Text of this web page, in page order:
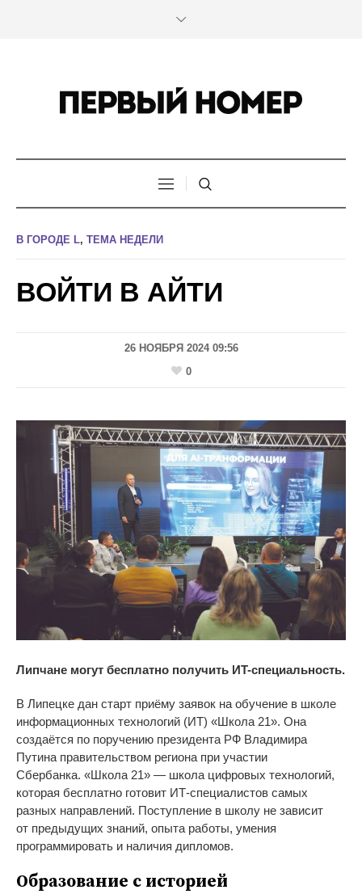
В ГОРОДЕ L, ТЕМА НЕДЕЛИ
ВОЙТИ В АЙТИ
26 НОЯБРЯ 2024 09:56
0
Липчане могут бесплатно получить ИT-специальность.
В Липецке дан старт приёму заявок на обучение в школе
информационных технологий (ИТ) «Школа 21». Она
создаётся по поручению президента РФ Владимира
Путина правительством региона при участии
Сбербанка. «Школа 21» —школа цифровых технологий,
которая бесплатно готовит ИТ-специалистовсамых
разных направлений. Поступление в школу не зависит
от предыдущих знаний, опыта работы, умения
программировать и наличия дипломов.
Образование с историей